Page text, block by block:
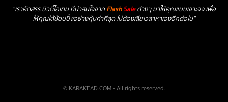
“เราคัดสรร บิวตี้ไอเทม ที่น่าสนใจจาก FlashSaleต่างๆ มาให้คุณแบบเจาะจง เพื่อ
ให้คุณได้ช้อปปิ้งอย่างคุ้มค่าที่สุด ไม่ต้องเสียเวลาหาเองอีกต่อไป”
© KARAKEAD.COM - All rights reserved.